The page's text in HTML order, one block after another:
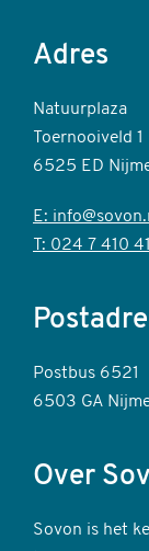
Adres
Natuurplaza
Toernooiveld 1
6525 ED
E:
T: 024 7 410
Postbus 6521
6503 GA
Over
Sovon is het